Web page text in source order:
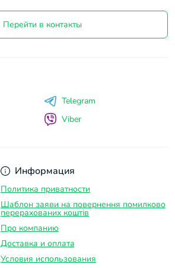
Перейти в контакты
Информация
Политика приватности
Шаблон заяви на повернення помилково
перерахованих коштів
Про компанию
Доставка и оплатa
Условия использования
Telegram
Viber